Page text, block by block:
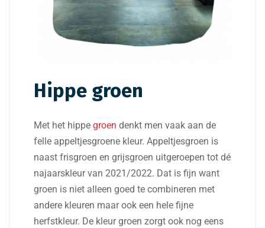
Hippe groen
Met het hippe groen denkt men vaak aan de
felle appeltjesgroene kleur. Appeltjesgroen is
naast frisgroen en grijsgroen uitgeroepen tot dé
najaarskleur van 2021/2022. Dat is fijn want
groen is niet alleen goed te combineren met
andere kleuren maar ook een hele fijne
herfstkleur. De kleur groen zorgt ook nog eens